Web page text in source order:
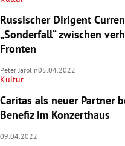
Russischer Dirigent
„Sonderfall“ zwischen
Fronten
Peter Jarolin05.04.2022
Kultur
Caritas als neuer Partner
Benefiz im Konzerthaus
09.04.2022